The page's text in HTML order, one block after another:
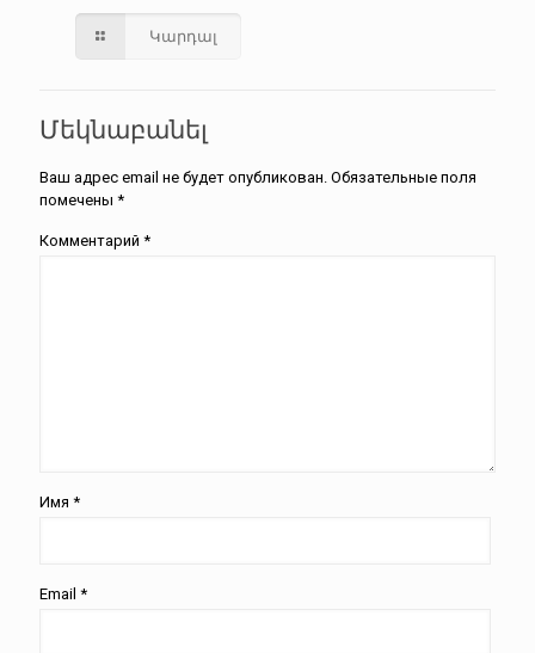
Կարդալ
Մեկնաբանել
Ваш адрес email не будет опубликован. Обязательные поля
помечены *
Комментарий *
Имя *
Email *